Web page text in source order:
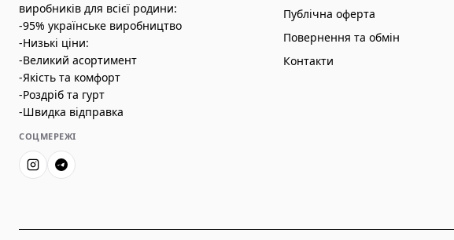
виробників для всієї родини:
-95% українське виробництво
-Низькі ціни:
-Великий асортимент
-Якість та комфорт
-Роздріб та гурт
-Швидка відправка
СОЦМЕРЕЖІ
Публічна оферта
Повернення та обмін
Контакти